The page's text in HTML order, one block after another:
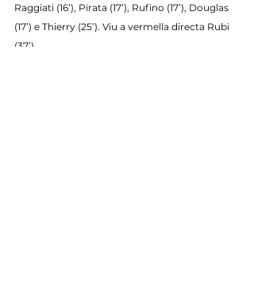
Raggiati (16’), Pirata (17’), Rufino (17’), Douglas
(17’) e Thierry (25’). Viu a vermella directa Rubi
(37’).